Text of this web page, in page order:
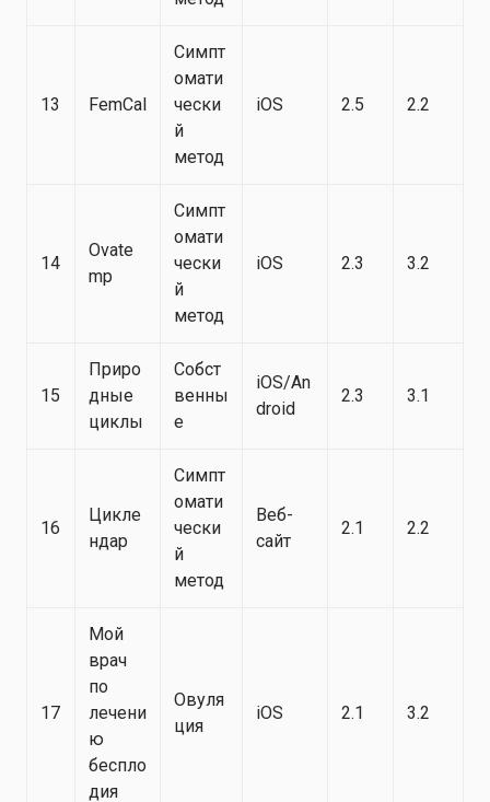
13 FemCal
Симпт
омати
чески
й
метод
iOS 2.5 2.2
14
Ovate
mp
Симпт
омати
чески
й
метод
iOS 2.3 3.2
15
Приро
дные
циклы
Собст
венны
е
iOS/An
droid
2.3 3.1
16
Цикле
ндар
Симпт
омати
чески
й
метод
Веб-
сайт
2.1 2.2
17
Мой
врач
по
лечени
ю
беспло
дия
Овуля
ция
iOS 2.1 3.2